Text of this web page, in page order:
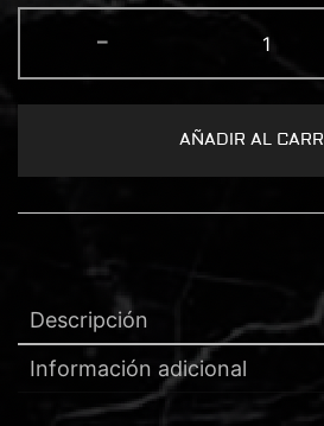
-
5
0.30
AÑADIR AL
Descripción
Información adicional